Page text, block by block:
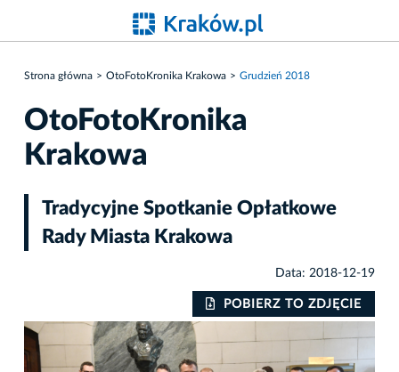
Strona główna OtoFotoKronika Krakowa Grudzień 2018
OtoFotoKronika
Krakowa
Tradycyjne Spotkanie Opłatkowe
Rady Miasta Krakowa
Data: 2018-12-19
POBIERZ TO ZDJĘCIE